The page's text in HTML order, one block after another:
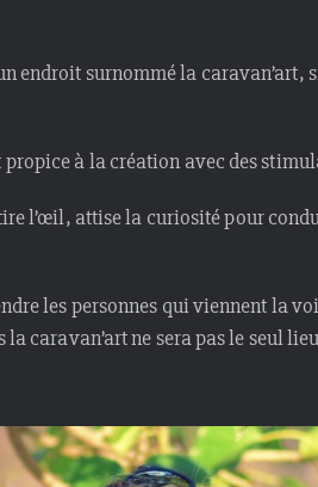
endroit surnommé la caravan’art,
à la création avec des
l’œil, attise la curiosité pour
les personnes qui viennent la
caravan’art ne sera pas le seul